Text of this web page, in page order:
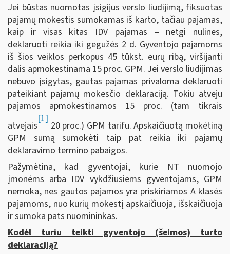
Jei būstas nuomotas įsigijus verslo liudijimą, fiksuotas
pajamų mokestis sumokamas iš karto, tačiau pajamas,
kaip ir visas kitas IDV pajamas – netgi nulines,
deklaruoti reikia iki gegužės 2 d. Gyventojo pajamoms
iš šios veiklos perkopus 45 tūkst. eurų ribą, viršijanti
dalis apmokestinama 15 proc. GPM. Jei verslo liudijimas
nebuvo įsigytas, gautas pajamas privaloma deklaruoti
pateikiant pajamų mokesčio deklaraciją. Tokiu atveju
pajamos apmokestinamos 15 proc. (tam tikrais
atvejais
[1]
20 proc.) GPM tarifu. Apskaičiuotą mokėtiną
GPM sumą sumokėti taip pat reikia iki pajamų
deklaravimo termino pabaigos.
Pažymėtina, kad gyventojai, kurie NT nuomojo
įmonėms arba IDV vykdžiusiems gyventojams, GPM
nemoka, nes gautos pajamos yra priskiriamos A klasės
pajamoms, nuo kurių mokestį apskaičiuoja, išskaičiuoja
ir sumoka pats nuomininkas.
Kodėl turiu teikti gyventojo (šeimos) turto
deklaraciją?